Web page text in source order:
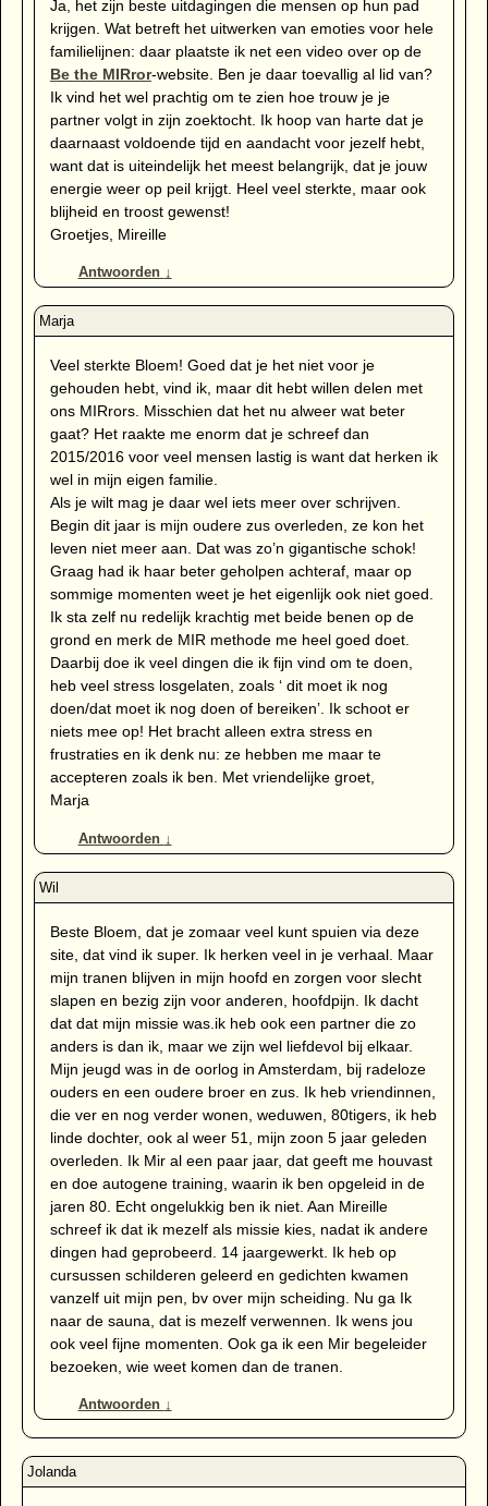
Ja, het zijn beste uitdagingen die mensen op hun pad
krijgen. Wat betreft het uitwerken van emoties voor hele
familielijnen: daar plaatste ik net een video over op de
Be the MIRror-website. Ben je daar toevallig al lid van?
Ik vind het wel prachtig om te zien hoe trouw je je
partner volgt in zijn zoektocht. Ik hoop van harte dat je
daarnaast voldoende tijd en aandacht voor jezelf hebt,
want dat is uiteindelijk het meest belangrijk, dat je jouw
energie weer op peil krijgt. Heel veel sterkte, maar ook
blijheid en troost gewenst!
Groetjes, Mireille
Antwoorden ↓
Veel sterkte Bloem! Goed dat je het niet voor je
gehouden hebt, vind ik, maar dit hebt willen delen met
ons MIRrors. Misschien dat het nu alweer wat beter
gaat? Het raakte me enorm dat je schreef dan
2015/2016 voor veel mensen lastig is want dat herken ik
wel in mijn eigen familie.
Als je wilt mag je daar wel iets meer over schrijven.
Begin dit jaar is mijn oudere zus overleden, ze kon het
leven niet meer aan. Dat was zo’n gigantische schok!
Graag had ik haar beter geholpen achteraf, maar op
sommige momenten weet je het eigenlijk ook niet goed.
Ik sta zelf nu redelijk krachtig met beide benen op de
grond en merk de MIR methode me heel goed doet.
Daarbij doe ik veel dingen die ik fijn vind om te doen,
heb veel stress losgelaten, zoals ‘ dit moet ik nog
doen/dat moet ik nog doen of bereiken’. Ik schoot er
niets mee op! Het bracht alleen extra stress en
frustraties en ik denk nu: ze hebben me maar te
accepteren zoals ik ben. Met vriendelijke groet,
Marja
Antwoorden ↓
Beste Bloem, dat je zomaar veel kunt spuien via deze
site, dat vind ik super. Ik herken veel in je verhaal. Maar
mijn tranen blijven in mijn hoofd en zorgen voor slecht
slapen en bezig zijn voor anderen, hoofdpijn. Ik dacht
dat dat mijn missie was.ik heb ook een partner die zo
anders is dan ik, maar we zijn wel liefdevol bij elkaar.
Mijn jeugd was in de oorlog in Amsterdam, bij radeloze
ouders en een oudere broer en zus. Ik heb vriendinnen,
die ver en nog verder wonen, weduwen, 80tigers, ik heb
linde dochter, ook al weer 51, mijn zoon 5 jaar geleden
overleden. Ik Mir al een paar jaar, dat geeft me houvast
en doe autogene training, waarin ik ben opgeleid in de
jaren 80. Echt ongelukkig ben ik niet. Aan Mireille
schreef ik dat ik mezelf als missie kies, nadat ik andere
dingen had geprobeerd. 14 jaargewerkt. Ik heb op
cursussen schilderen geleerd en gedichten kwamen
vanzelf uit mijn pen, bv over mijn scheiding. Nu ga Ik
naar de sauna, dat is mezelf verwennen. Ik wens jou
ook veel fijne momenten. Ook ga ik een Mir begeleider
bezoeken, wie weet komen dan de tranen.
Antwoorden ↓